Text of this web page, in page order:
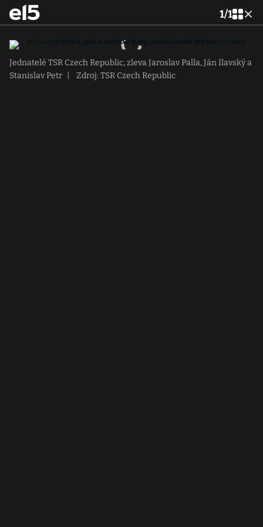
1/1
Jednatelé TSR Czech Republic, zleva Jaroslav Palla, Ján Ilavský a
Stanislav Petr
Zdroj: TSR Czech Republic